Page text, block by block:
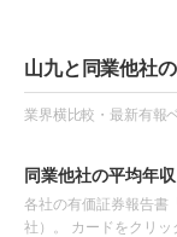
山九と同業他社
業界横比較・最新有報
同業他社の平均年収
各社の有価証券報告書
社）。 カードをクリッ